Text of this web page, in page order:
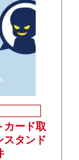
カード取
スタンド